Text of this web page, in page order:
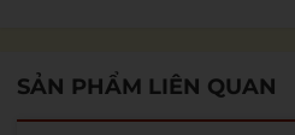
SẢN PHẨM LIÊN QUAN